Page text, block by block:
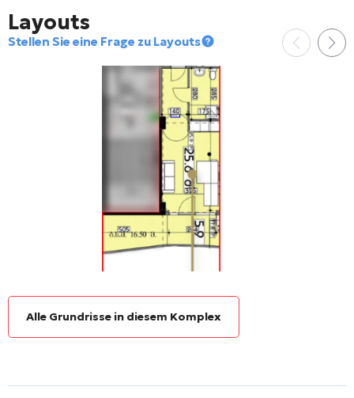
Layouts
Stellen Sie eine Frage zu Layouts
Alle Grundrisse in diesem Komplex